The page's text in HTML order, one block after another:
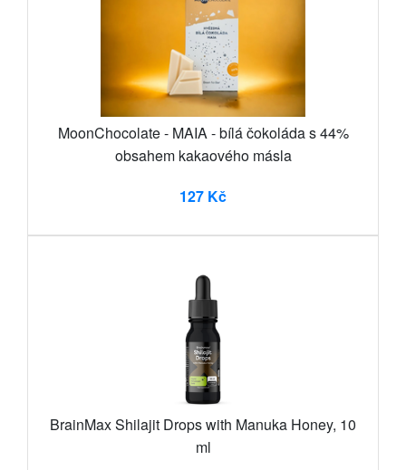
MoonChocolate - MAIA - bílá čokoláda s 44%
obsahem kakaového másla
127 Kč
BrainMax Shilajit Drops with Manuka Honey, 10
ml